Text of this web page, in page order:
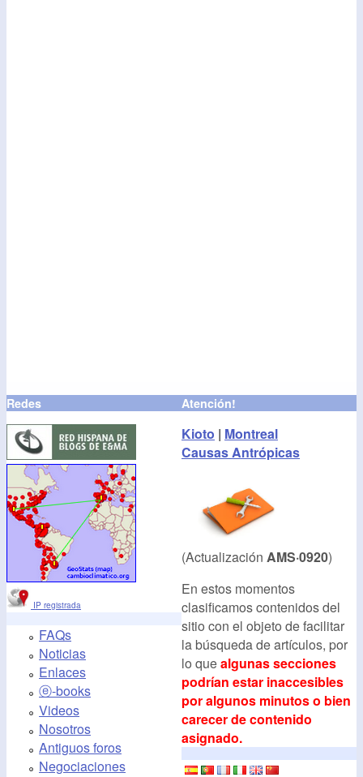
Redes
IP registrada
FAQs
Noticias
Enlaces
ⓔ-books
Videos
Nosotros
Antiguos foros
Negociaciones
Atención!
Kioto | Montreal
Causas Antrópicas
(Actualización AMS·0920)
En estos momentos
clasificamos contenidos del
sitio con el objeto de facilitar
la búsqueda de artículos, por
lo quealgunas secciones
podrían estar inaccesibles
por algunos minutos o bien
carecer de contenido
asignado.